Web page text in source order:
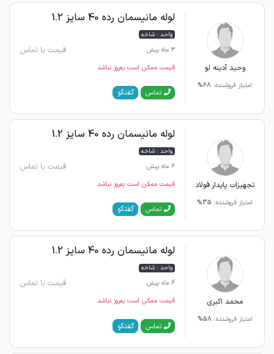
وحید آدینه لو
امتیاز فروشنده: 68%
لوله مانیسمان رده 40 سایز 1.2
واحد : شاخه
3 ماه پیش
قیمت با تماس
قیمت ممکن است به‌روز نباشد
تماس گفتگو
تجهیزات پایدار فولاد
امتیاز فروشنده: 35%
لوله مانیسمان رده 40 سایز 1.2
واحد : شاخه
6 ماه پیش
قیمت با تماس
قیمت ممکن است به‌روز نباشد
تماس گفتگو
محمد اکبری
امتیاز فروشنده: 58%
لوله مانیسمان رده 40 سایز 1.2
واحد : شاخه
6 ماه پیش
قیمت با تماس
قیمت ممکن است به‌روز نباشد
تماس گفتگو